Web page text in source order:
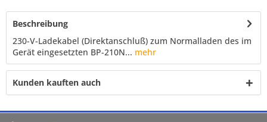
Beschreibung
230-V-Ladekabel (Direktanschluß) zum Normalladen des im
Gerät eingesetzten BP-210N... mehr
Kunden kauften auch